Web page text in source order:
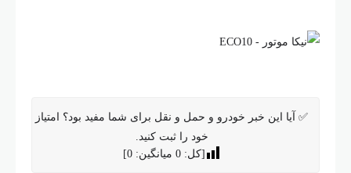
✅ آیا این خبر خودرو و حمل و نقل برای شما مفید بود؟ امتیاز
خود را ثبت کنید.
[کل:0میانگین:0
]